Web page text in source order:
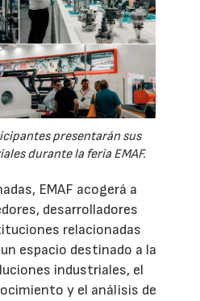
presentarán sus
durante la feria EMAF.
EMAF acogerá a
desarrolladores
relacionadas
espacio destinado a la
industriales, el
y el análisis de